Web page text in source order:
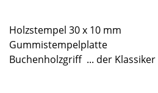
Holzstempel 30 x 10 mm
Gummistempelplatte
Buchenholzgriff ... der Klassiker